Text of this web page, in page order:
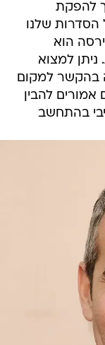
להפקת
הסדרות שלנו
הוא
ניתן למצוא
בהקשר למקום
אמורים להבין
בהתחשב